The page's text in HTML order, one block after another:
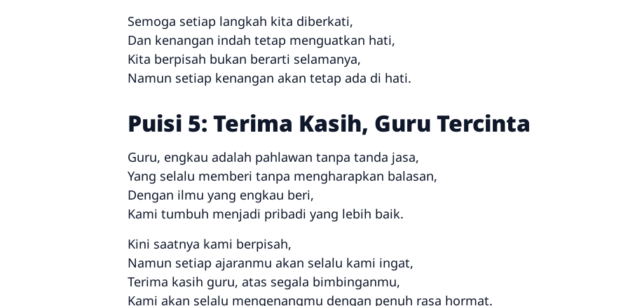
Semoga setiap langkah kita diberkati,
Dan kenangan indah tetap menguatkan hati,
Kita berpisah bukan berarti selamanya,
Namun setiap kenangan akan tetap ada di hati.
Puisi 5: Terima Kasih, Guru Tercinta
Guru, engkau adalah pahlawan tanpa tanda jasa,
Yang selalu memberi tanpa mengharapkan balasan,
Dengan ilmu yang engkau beri,
Kami tumbuh menjadi pribadi yang lebih baik.
Kini saatnya kami berpisah,
Namun setiap ajaranmu akan selalu kami ingat,
Terima kasih guru, atas segala bimbinganmu,
Kami akan selalu mengenangmu dengan penuh rasa hormat.